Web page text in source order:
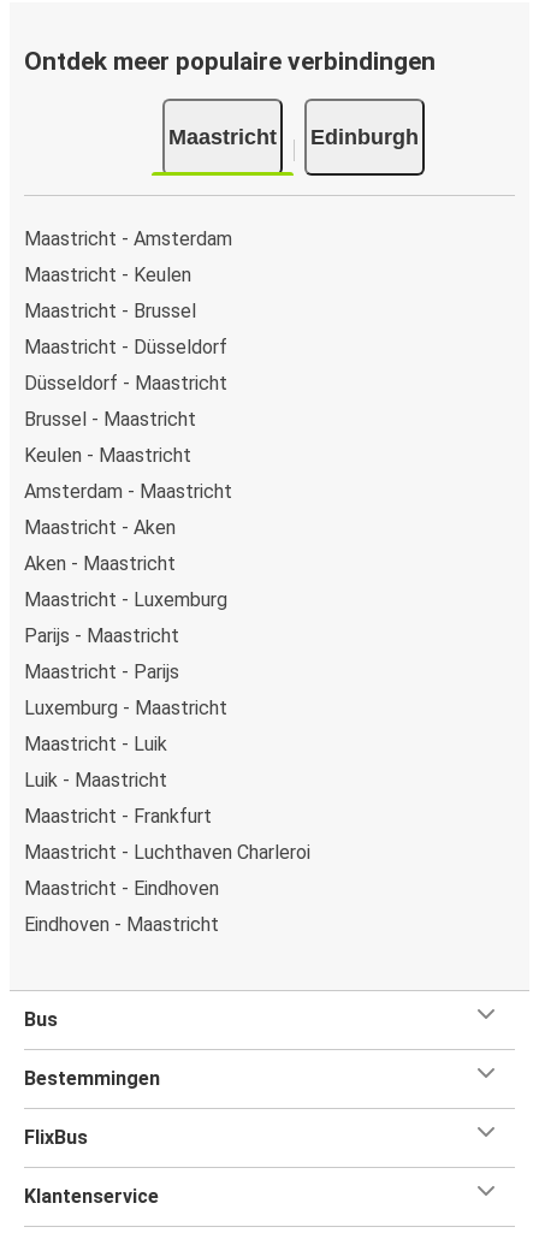
Ontdek meer populaire verbindingen
Maastricht Edinburgh
Maastricht - Amsterdam
Maastricht - Keulen
Maastricht - Brussel
Maastricht - Düsseldorf
Düsseldorf - Maastricht
Brussel - Maastricht
Keulen - Maastricht
Amsterdam - Maastricht
Maastricht - Aken
Aken - Maastricht
Maastricht - Luxemburg
Parijs - Maastricht
Maastricht - Parijs
Luxemburg - Maastricht
Maastricht - Luik
Luik - Maastricht
Maastricht - Frankfurt
Maastricht - Luchthaven Charleroi
Maastricht - Eindhoven
Eindhoven - Maastricht
Bus
Bestemmingen
FlixBus
Klantenservice